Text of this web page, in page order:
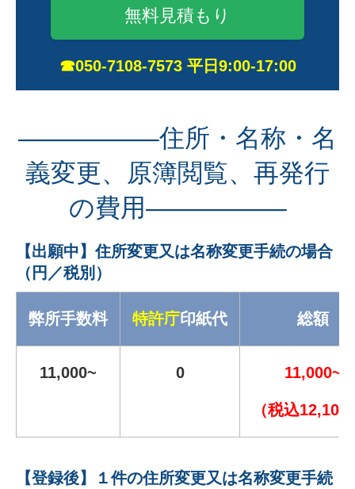
無料見積もり
☎050-7108-7573 平日9:00-17:00
—————–住所・名称・名
義変更、原簿閲覧、再発行
の費用—————–
【出願中】住所変更又は名称変更手続の場合
（円／税別）
弊所手数料 特許庁印紙代 総額
11,000~ 0 11,000~
（税込
【登録後】１件の住所変更又は名称変更手続